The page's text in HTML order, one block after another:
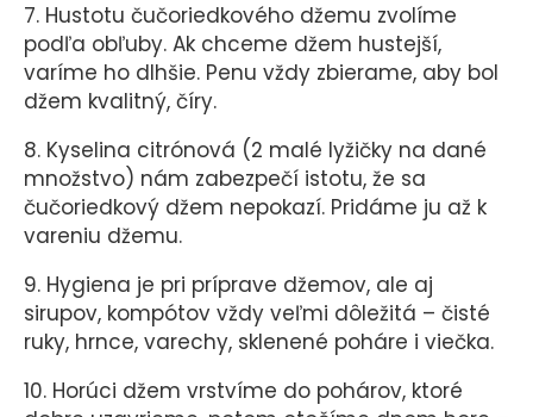
7. Hustotu čučoriedkového džemu zvolíme
podľa obľuby. Ak chceme džem hustejší,
varíme ho dlhšie. Penu vždy zbierame, aby bol
džem kvalitný, číry.
8. Kyselina citrónová (2 malé lyžičky na dané
množstvo) nám zabezpečí istotu, že sa
čučoriedkový džem nepokazí. Pridáme ju až k
vareniu džemu.
9. Hygiena je pri príprave džemov, ale aj
sirupov, kompótov vždy veľmi dôležitá – čisté
ruky, hrnce, varechy, sklenené poháre i viečka.
10. Horúci džem vrstvíme do pohárov, ktoré